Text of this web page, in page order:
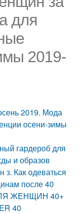
для
2019-
2019. Мода
осени-зимы
гардероб для
и образов
Как одеваться
после 40
ЖЕНЩИН 40+
40